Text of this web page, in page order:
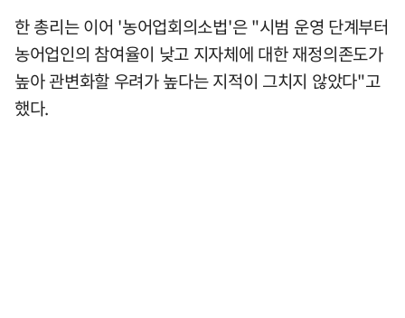
한 총리는 이어 '농어업회의소법'은 "시범 운영 단계부터
농어업인의 참여율이 낮고 지자체에 대한 재정의존도가
높아 관변화할 우려가 높다는 지적이 그치지 않았다"고
했다.